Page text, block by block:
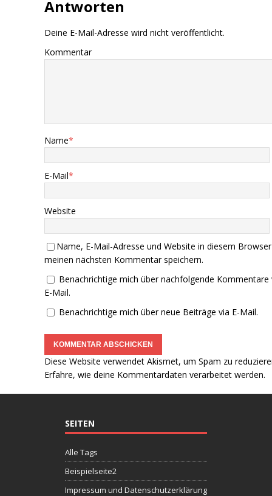
Antworten
Deine E-Mail-Adresse wird nicht veröffentlicht.
Kommentar
Name*
E-Mail*
Website
Name, E-Mail-Adresse und Website in diesem
meinen nächsten Kommentar speichern.
Benachrichtige mich über nachfolgende Kommentare
E-Mail.
Benachrichtige mich über neue Beiträge via E-Mail.
Diese Website verwendet Akismet, um Spam zu
Erfahre, wie deine Kommentardaten verarbeitet werden.
SEITEN
Alle Tags
Beispielseite2
Impressum und Datenschutzerklärung